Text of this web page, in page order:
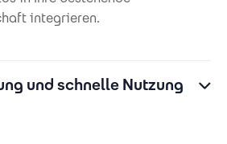
integrieren.
und schnelle Nutzung